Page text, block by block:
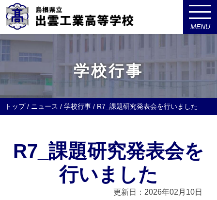
このページの本文へ
MENU
学校行事
現
置：
トップ/ ニュース / 学校行事 / R7_課題研究発表会を行いました
R7_課題研究発表会を
行いました
更新日：2026年02月10日